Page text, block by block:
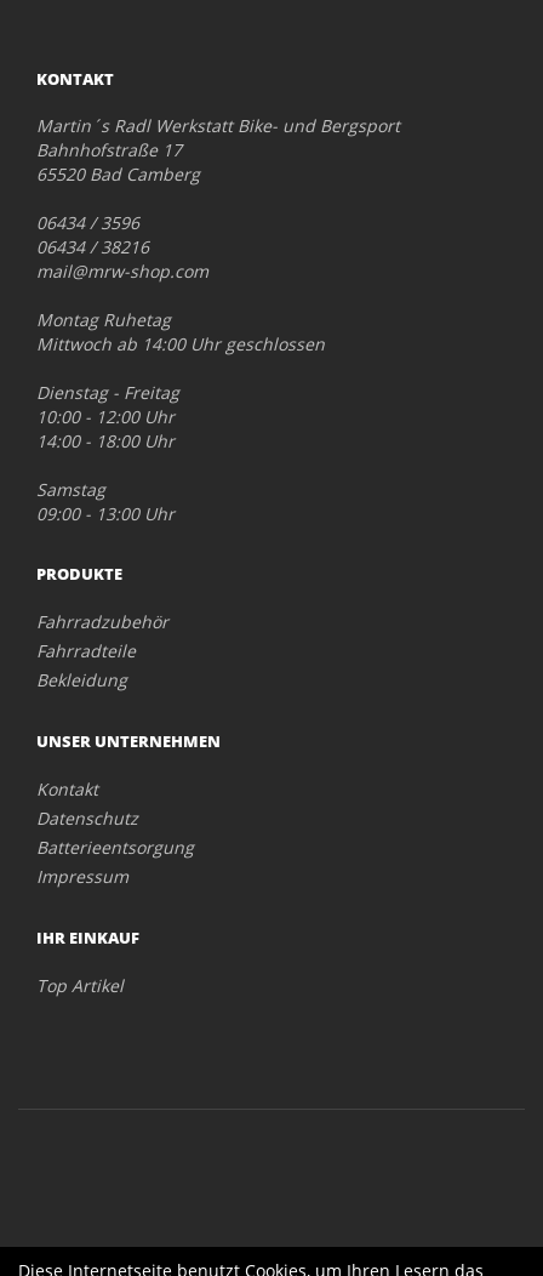
KONTAKT
Martin´s Radl Werkstatt Bike- und Bergsport
Bahnhofstraße 17
65520 Bad Camberg
06434 / 3596
06434 / 38216
mail@mrw-shop.com
Montag Ruhetag
Mittwoch ab 14:00 Uhr geschlossen
Dienstag - Freitag
10:00 - 12:00 Uhr
14:00 - 18:00 Uhr
Samstag
09:00 - 13:00 Uhr
PRODUKTE
Fahrradzubehör
Fahrradteile
Bekleidung
UNSER UNTERNEHMEN
Kontakt
Datenschutz
Batterieentsorgung
Impressum
IHR EINKAUF
Top Artikel
Diese Internetseite benutzt Cookies, um Ihren Lesern das